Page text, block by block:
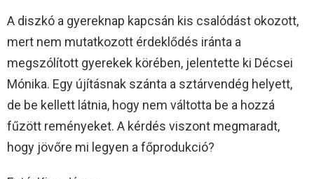
A diszkó a gyereknap kapcsán kis csalódást okozott,
mert nem mutatkozott érdeklődés iránta a
megszólított gyerekek körében, jelentette ki Décsei
Mónika. Egy újításnak szánta a sztárvendég helyett,
de be kellett látnia, hogy nem váltotta be a hozzá
fűzött reményeket. A kérdés viszont megmaradt,
hogy jövőre mi legyen a főprodukció?